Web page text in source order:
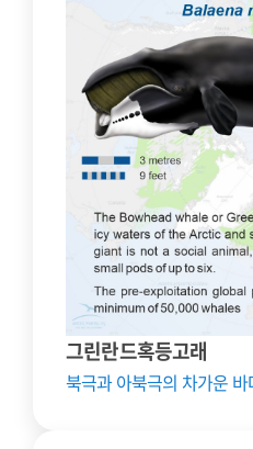
그린란드혹등고래
북극과 아북극의 차가운